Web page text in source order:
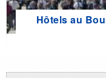
Hôtels au